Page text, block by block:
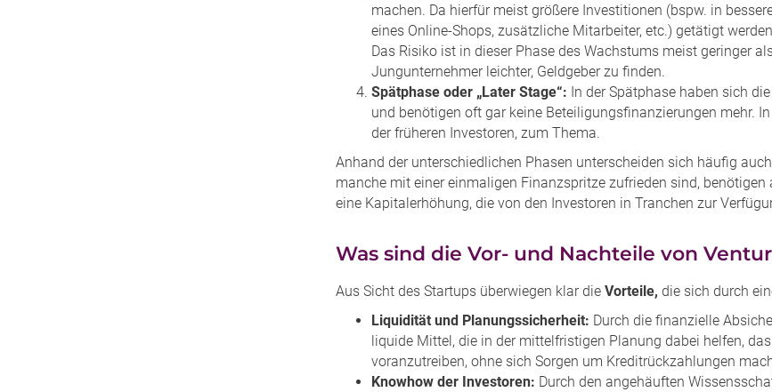
machen. Da hierfür meist größere Investitionen (bspw. in
eines Online-Shops, zusätzliche Mitarbeiter, etc.) getätigt
Das Risiko ist in dieser Phase des Wachstums meist geringer
Jungunternehmer leichter, Geldgeber zu finden.
Spätphase oder „Later Stage“: In der Spätphase haben sich
und benötigen oft gar keine Beteiligungsfinanzierungen mehr.
der früheren Investoren, zum Thema.
Anhand der unterschiedlichen Phasen unterscheiden sich häufig
manche mit einer einmaligen Finanzspritze zufrieden sind,
eine Kapitalerhöhung, die von den Investoren in Tranchen zur
Was sind die Vor- und Nachteile von
Aus Sicht des Startups überwiegen klar die Vorteile, die sich durch
Liquidität und Planungssicherheit: Durch die finanzielle
liquide Mittel, die in der mittelfristigen Planung dabei helfen,
voranzutreiben, ohne sich Sorgen um Kreditrückzahlungen
Knowhow der Investoren: Durch den angehäuften